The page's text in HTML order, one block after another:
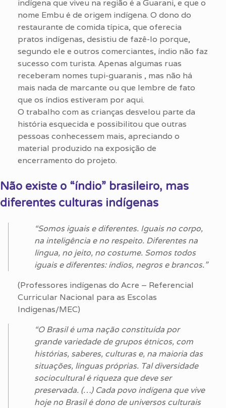
indígena que viveu na região é a Guarani, e que o
nome Embu é de origem indígena. O dono do
restaurante de comida típica, que oferecia
pratos indígenas, desistiu de fazê-lo porque,
segundo ele e outros comerciantes, índio não faz
sucesso com turista. Apenas algumas ruas
receberam nomes tupi-guaranis , mas não há
mais nada de marcante ou que lembre de fato
que os índios estiveram por aqui.
O trabalho com as crianças desvelou parte da
história esquecida e possibilitou que outras
pessoas conhecessem mais, apreciando o
material produzido na exposição de
encerramento do projeto.
Não existe o “índio” brasileiro, mas
diferentes culturas indígenas
“Somos iguais e diferentes. Iguais no corpo,
na inteligência e no respeito. Diferentes na
língua, no jeito, no costume. Somos todos
iguais e diferentes: índios, negros e brancos.”
(Professores indígenas do Acre – Referencial
Curricular Nacional para as Escolas
Indígenas/MEC)
“O Brasil é uma nação constituída por
grande variedade de grupos étnicos, com
histórias, saberes, culturas e, na maioria das
situações, línguas próprias. Tal diversidade
sociocultural é riqueza que deve ser
preservada. (…) Cada povo indígena que vive
hoje no Brasil é dono de universos culturais